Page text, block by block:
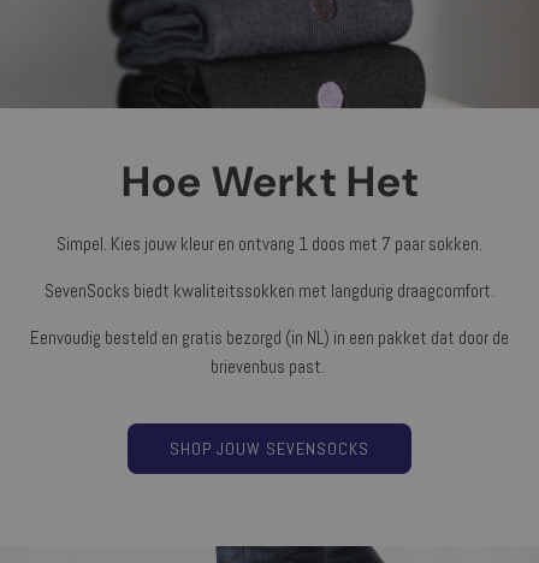
Hoe Werkt Het
Simpel. Kies jouw kleur en ontvang 1 doos met 7 paar sokken.
SevenSocks biedt kwaliteitssokken met langdurig draagcomfort.
Eenvoudig besteld en gratis bezorgd (in NL) in een pakket dat door de
brievenbus past.
SHOP JOUW SEVENSOCKS